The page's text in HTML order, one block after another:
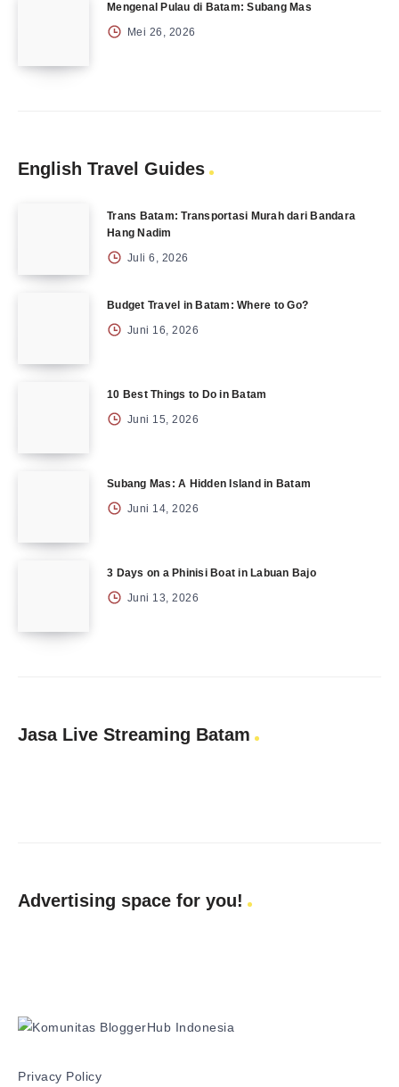
Mengenal Pulau di Batam: Subang Mas
Mei 26, 2026
English Travel Guides
Trans Batam: Transportasi Murah dari Bandara
Hang Nadim
Juli 6, 2026
Budget Travel in Batam: Where to Go?
Juni 16, 2026
10 Best Things to Do in Batam
Juni 15, 2026
Subang Mas: A Hidden Island in Batam
Juni 14, 2026
3 Days on a Phinisi Boat in Labuan Bajo
Juni 13, 2026
Jasa Live Streaming Batam
Advertising space for you!
Privacy Policy